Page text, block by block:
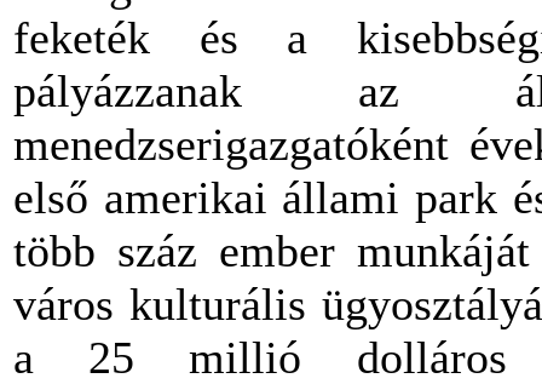
feketék és a
pályázzanak az
menedzserigazgatóként
első amerikai állami park
több száz ember
város kulturális
a 25 millió dolláros